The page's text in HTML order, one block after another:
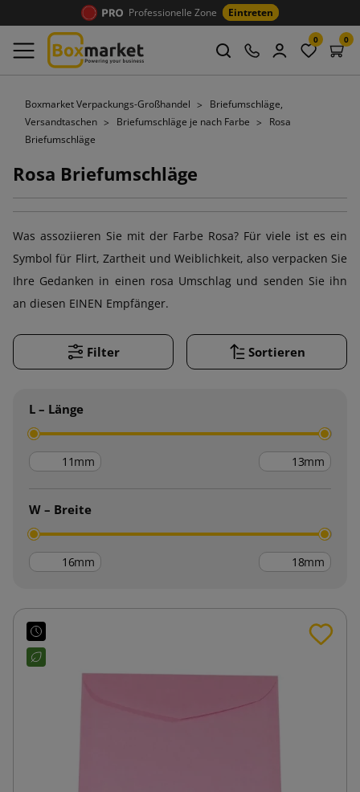
Professionelle Zone Eintreten
0 0
Boxmarket Verpackungs-Großhandel
Briefumschläge,
Versandtaschen
Briefumschläge je nach Farbe
Rosa
Briefumschläge
Rosa Briefumschläge
Was assoziieren Sie mit der Farbe Rosa? Für viele ist es ein
Symbol für Flirt, Zartheit und Weiblichkeit, also verpacken Sie
Ihre Gedanken in einen rosa Umschlag und senden Sie ihn
an diesen EINEN Empfänger.
Filter Sortieren
L – Länge
mm mm
W – Breite
mm mm